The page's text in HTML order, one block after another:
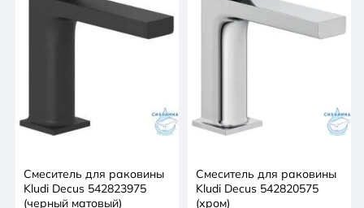
Смеситель для раковины
Kludi Decus 542823975
(черный матовый)
Смеситель для раковины
Kludi Decus 542820575
(хром)